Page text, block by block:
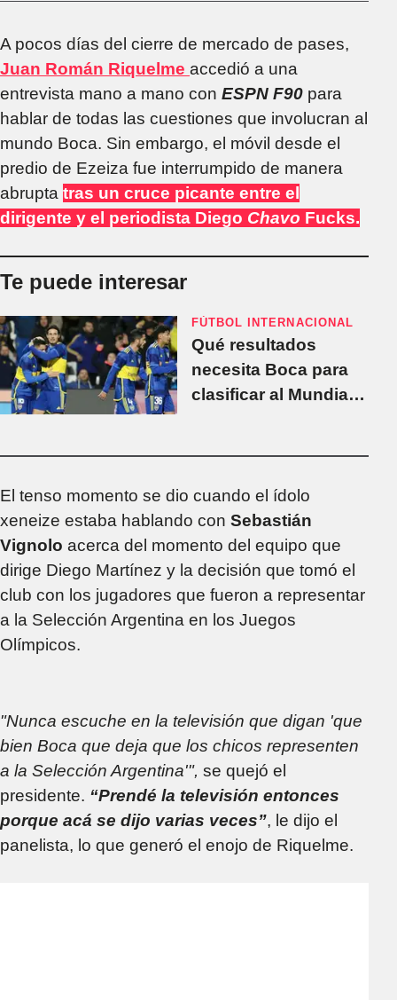
A pocos días del cierre de mercado de pases,
Juan Román Riquelme accedió a una
entrevista mano a mano con ESPN F90 para
hablar de todas las cuestiones que involucran al
mundo Boca. Sin embargo, el móvil desde el
predio de Ezeiza fue interrumpido de manera
abrupta tras un cruce picante entre el
dirigente y el periodista Diego Chavo Fucks.
Te puede interesar
FÚTBOL INTERNACIONAL
Qué resultados
necesita Boca para
clasificar al Mundial
El tenso momento se dio cuando el ídolo
xeneize estaba hablando con Sebastián
Vignolo acerca del momento del equipo que
dirige Diego Martínez y la decisión que tomó el
club con los jugadores que fueron a representar
a la Selección Argentina en los Juegos
Olímpicos.
"Nunca escuche en la televisión que digan 'que
bien Boca que deja que los chicos representen
a la Selección Argentina'", se quejó el
presidente. “Prendé la televisión entonces
porque acá se dijo varias veces”, le dijo el
panelista, lo que generó el enojo de Riquelme.